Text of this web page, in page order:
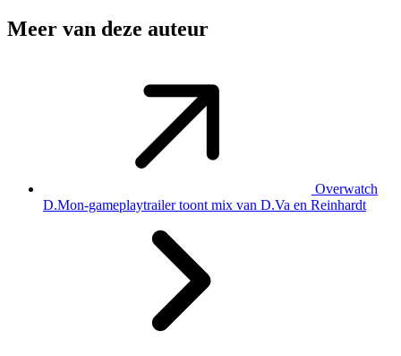
Meer van deze auteur
Overwatch
D.Mon-gameplaytrailer toont mix van D.Va en Reinhardt